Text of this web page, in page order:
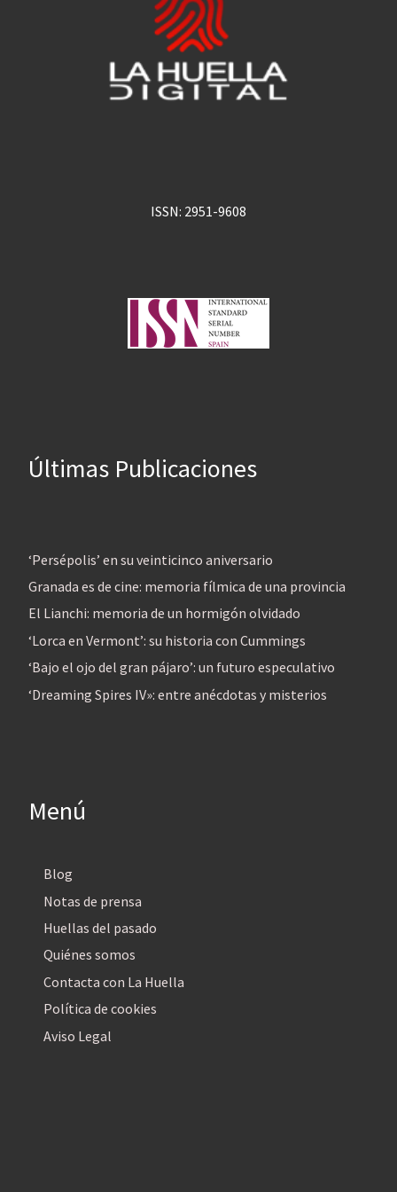
ISSN: 2951-9608
Últimas Publicaciones
‘Persépolis’ en su veinticinco aniversario
Granada es de cine: memoria fílmica de una provincia
El Lianchi: memoria de un hormigón olvidado
‘Lorca en Vermont’: su historia con Cummings
‘Bajo el ojo del gran pájaro’: un futuro especulativo
‘Dreaming Spires IV»: entre anécdotas y misterios
Menú
Blog
Notas de prensa
Huellas del pasado
Quiénes somos
Contacta con La Huella
Política de cookies
Aviso Legal